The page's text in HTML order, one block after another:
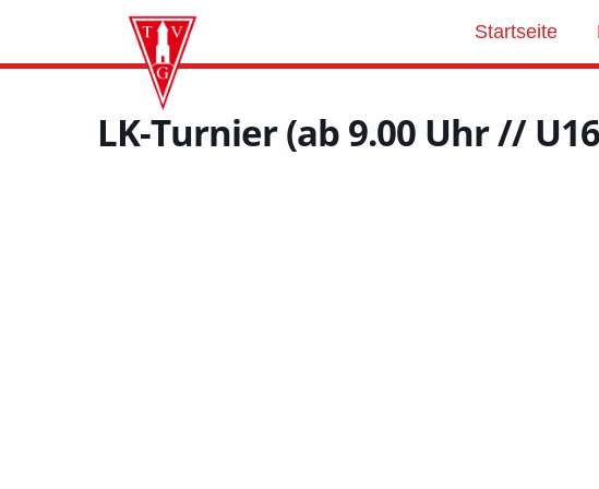
Startseite
LK-Turnier (ab 9.00 Uhr //